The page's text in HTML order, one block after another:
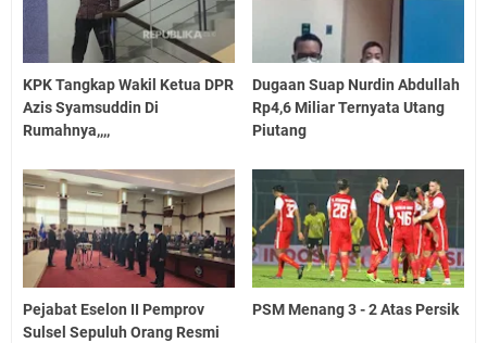
KPK Tangkap Wakil Ketua DPR
Azis Syamsuddin Di
Rumahnya,,,,
Dugaan Suap Nurdin Abdullah
Rp4,6 Miliar Ternyata Utang
Piutang
Pejabat Eselon II Pemprov
Sulsel Sepuluh Orang Resmi
PSM Menang 3 - 2 Atas Persik